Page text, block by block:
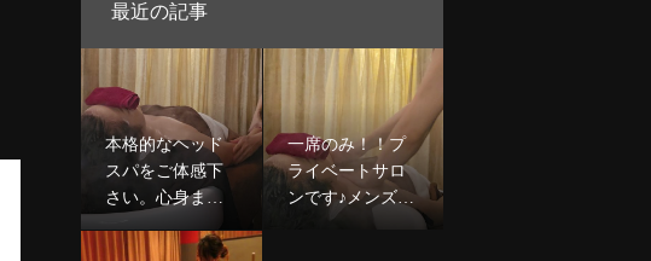
最近の記事
本格的なヘッド
スパをご体感下
さい。心身ま
極上ヘッドスパ6
一席のみ！！プ
ライベートサロ
ンです♪メンズカ
ットや極上ヘッ